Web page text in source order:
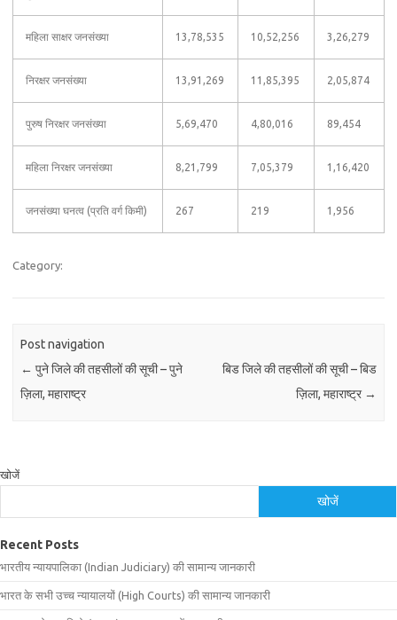
महिला साक्षर जनसंख्या 13,78,535 10,52,256 3,26,279
निरक्षर जनसंख्या 13,91,269 11,85,395 2,05,874
पुरुष निरक्षर जनसंख्या 5,69,470 4,80,016 89,454
महिला निरक्षर जनसंख्या 8,21,799 7,05,379 1,16,420
जनसंख्या घनत्व (प्रति वर्ग किमी) 267 219 1,956
Category:
Post navigation
← पुने जिले की तहसीलों की सूची – पुने
ज़िला, महाराष्ट्र
बिड जिले की तहसीलों की सूची – बिड
ज़िला, महाराष्ट्र →
खोजें
खोजें
Recent Posts
भारतीय न्यायपालिका (Indian Judiciary) की सामान्य जानकारी
भारत के सभी उच्च न्यायालयों (High Courts) की सामान्य जानकारी